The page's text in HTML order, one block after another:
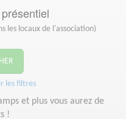
les locaux de l'association)
les filtres
et plus vous aurez de
!